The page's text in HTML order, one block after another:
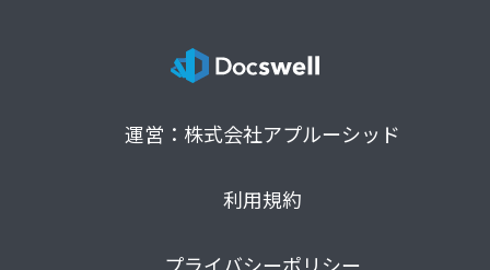
運営：株式会社アプルーシッド
利用規約